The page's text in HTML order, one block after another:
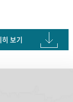
보기